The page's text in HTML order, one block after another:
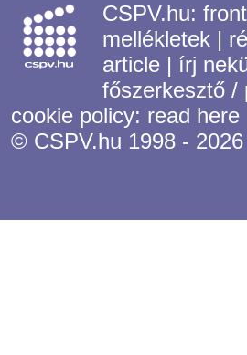
CSPV.hu:
mellékletek |
article | írj
főszerkesztő
cookie policy: read here
© CSPV.hu 1998 - 2026